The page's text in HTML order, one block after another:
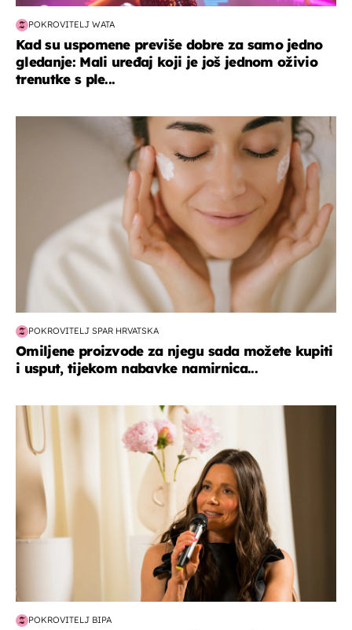
POKROVITELJ WATA
Kad su uspomene previše dobre za samo jedno
gledanje: Mali uređaj koji je još jednom oživio
trenutke s ple...
moda & ljepota
POKROVITELJ SPAR HRVATSKA
Omiljene proizvode za njegu sada možete kupiti
i usput, tijekom nabavke namirnica...
moda & ljepota
POKROVITELJ BIPA